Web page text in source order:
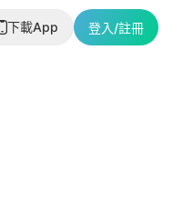
下載App 登入/註冊